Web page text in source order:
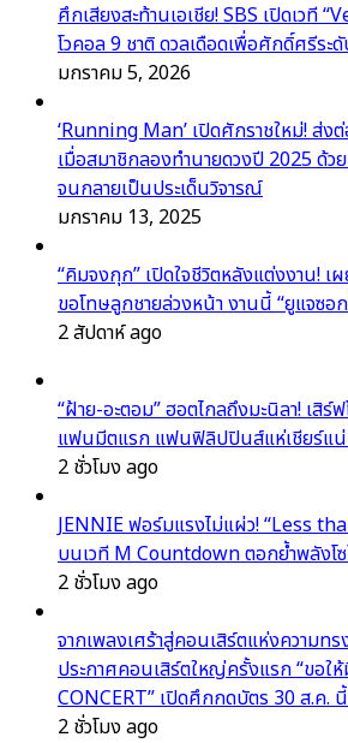
ศึกเสียงสะท้านเอเชีย! SBS เปิดเวที
โวคอล 9 ชาติ ดวลเดือดเพื่อศักดิ์ศรีระ
มกราคม 5, 2026
‘Running Man’ เปิดศักราชใหม่! ส่ง
เมื่อสมาชิกลองทำนายดวงปี 2025 ด้วย
จนกลายเป็นประเด็นวิจารณ์
มกราคม 13, 2025
“คิมจงกุก” เปิดใจชีวิตหลังแต่งงาน!
ขอโทษลูกชายล่วงหน้า งานนี้ “ยูแจซอ
2 สัปดาห์ ago
“ฝ้าย-อะตอม” ฮอตไกลถึงมะนิลา! เสิร์
แฟนมีตแรก แฟนฟิลิปปินส์แห่เชียร์แ
2 ชั่วโมง ago
JENNIE ฟอร์มแรงไม่แผ่ว! “Less
บนเวที M Countdown ตอกย้ำพลังโซ
2 ชั่วโมง ago
จากเพลงเศร้าสู่คอนเสิร์ตแห่งความท
ประกาศคอนเสิร์ตใหญ่ครั้งแรก “ขอใ
CONCERT” เปิดศึกกดบัตร 30 ส.ค. นี้
2 ชั่วโมง ago